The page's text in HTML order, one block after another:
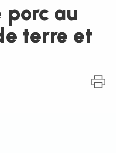
porc au
terre et